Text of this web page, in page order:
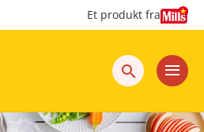
Et produkt fra